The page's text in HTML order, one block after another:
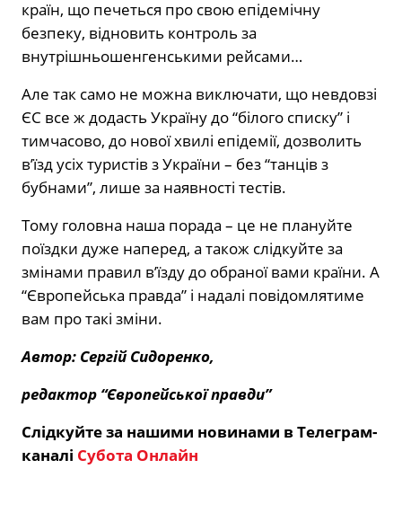
країн, що печеться про свою епідемічну
безпеку, відновить контроль за
внутрішньошенгенськими рейсами…
Але так само не можна виключати, що невдовзі
ЄС все ж додасть Україну до “білого списку” і
тимчасово, до нової хвилі епідемії, дозволить
в’їзд усіх туристів з України – без “танців з
бубнами”, лише за наявності тестів.
Тому головна наша порада – це не плануйте
поїздки дуже наперед, а також слідкуйте за
змінами правил в’їзду до обраної вами країни. А
“Європейська правда” і надалі повідомлятиме
вам про такі зміни.
Автор: Сергій Сидоренко,
редактор “Європейської правди”
Слідкуйте за нашими новинами в Телеграм-
каналі Субота Онлайн